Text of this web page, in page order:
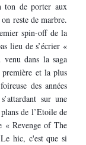
ton de porter aux
reste de marbre.
spin-off de la
lieu de s’écrier «
dans la saga
première et la plus
des années
sur une
de l’Etoile de
« Revenge of The
hic, c'est que si